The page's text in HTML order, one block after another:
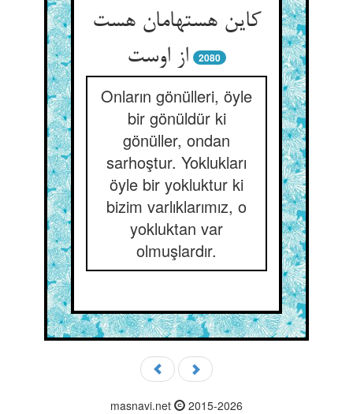
کاین هستهامان هست
2080
Onların gönülleri, öyle
bir gönüldür ki
gönüller, ondan
sarhoştur. Yoklukları
öyle bir yokluktur ki
bizim varlıklarımız, o
yokluktan var
olmuşlardır.
masnavi.net 2015-2026